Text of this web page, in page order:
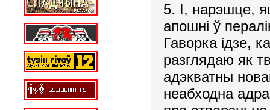
5. І, нарэшце,
апошні ў
Гаворка ідзе,
разглядаю як
адэкватны
неабходна